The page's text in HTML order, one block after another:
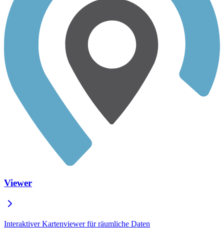
Viewer
Interaktiver Kartenviewer für räumliche Daten